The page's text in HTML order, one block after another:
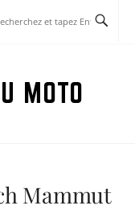
MOTO
Mammut